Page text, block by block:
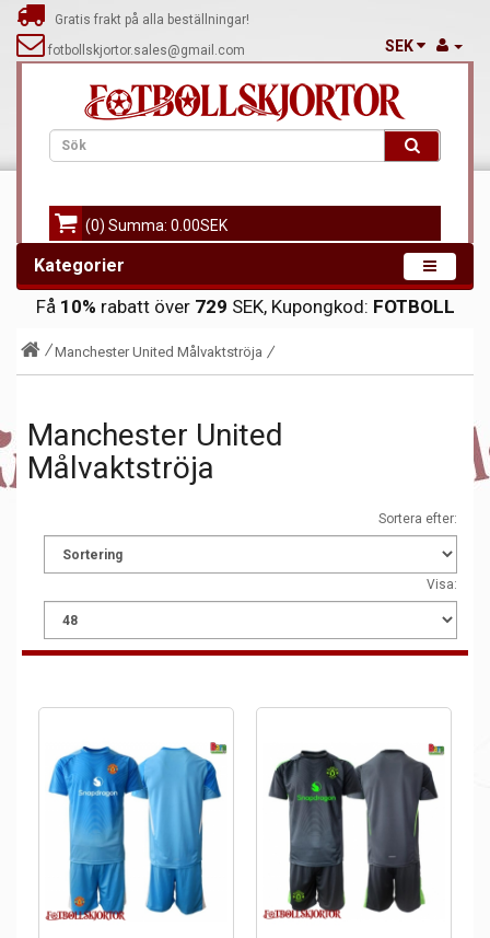
Gratis frakt på alla beställningar!
fotbollskjortor.sales@gmail.com
SEK
(0) Summa: 0.00SEK
Kategorier
Få 10% rabatt över 729 SEK, Kupongkod: FOTBOLL
Manchester United Målvaktströja
Manchester United
Målvaktströja
Sortera efter:
Visa: